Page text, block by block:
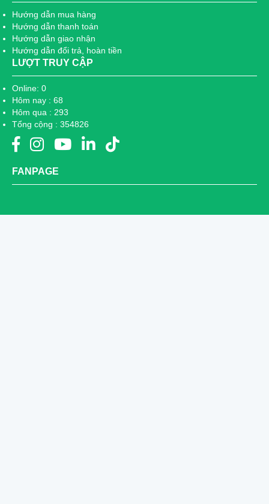
Hướng dẫn mua hàng
Hướng dẫn thanh toán
Hướng dẫn giao nhận
Hướng dẫn đổi trả, hoàn tiền
LƯỢT TRUY CẬP
Online: 0
Hôm nay : 68
Hôm qua : 293
Tổng cộng : 354826
FANPAGE